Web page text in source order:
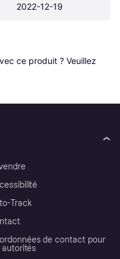
2022-12-19
ce produit ? Veuillez
Track
de contact pour
autorités